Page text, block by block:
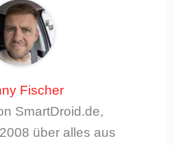
Fischer
SmartDroid.de,
über alles aus